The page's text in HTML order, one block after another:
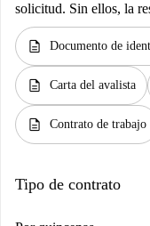
solicitud. Sin ellos, la
description Documento de
description Carta del avalista
description Contrato de trabajo
Tipo de contrato